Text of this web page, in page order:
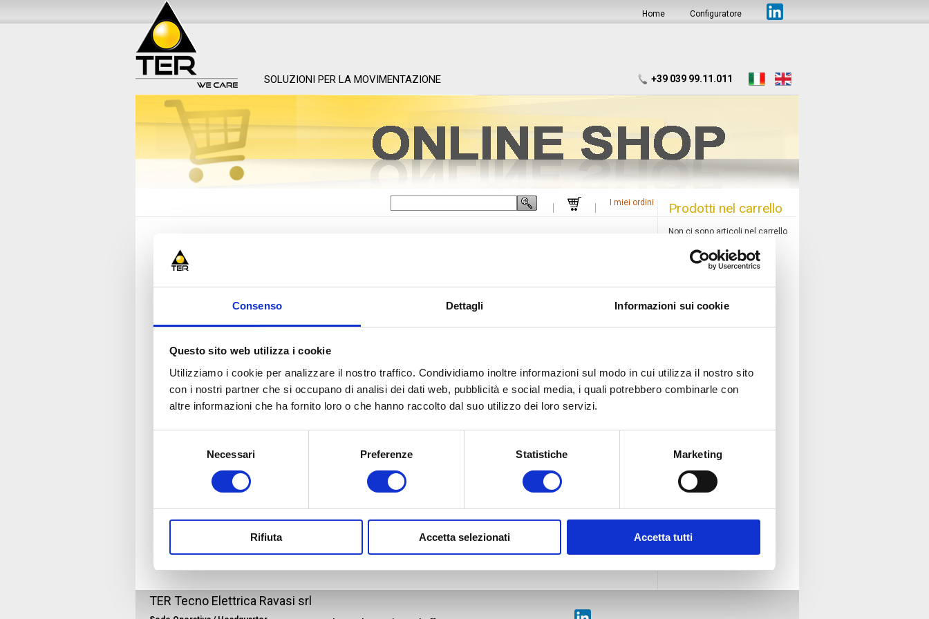
Consenso Dettagli Informazioni sui cookie
Questo sito web utilizza i cookie
Utilizziamo i cookie per analizzare il nostro traffico. Condividiamo inoltre informazioni sul modo in cui utilizza il nostro sito
con i nostri partner che si occupano di analisi dei dati web, pubblicità e social media, i quali potrebbero combinarle con
altre informazioni che ha fornito loro o che hanno raccolto dal suo utilizzo dei loro servizi.
Necessari Preferenze Statistiche Marketing
Rifiuta Accetta selezionati Accetta tutti
SOLUZIONI PER LA MOVIMENTAZIONE
Home Configuratore
+39 039 99.11.011
I miei ordini
Carrello
Il tuo carrello è vuoto.
Trova i prodotti che ti interessano nelle nostre categorie o tramite il campo di ricerca. Se sei registratoaccedi, oppure
Prodotti nel carrello
Non ci sono articoli nel carrello
TER Tecno Elettrica Ravasi srl